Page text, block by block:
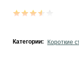
Категории: Короткие